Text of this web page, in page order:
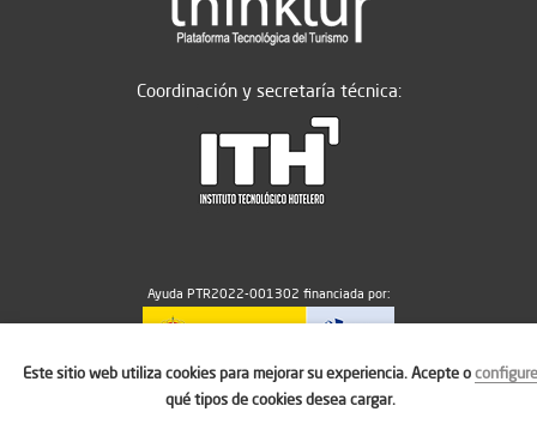
Coordinación y secretaría técnica:
Ayuda PTR2022-001302 financiada por:
MICIU/AEI/10.13039/501100011033
Este sitio web utiliza cookies para mejorar su experiencia. Acepte oconfigure
qué tipos de cookies desea cargar.